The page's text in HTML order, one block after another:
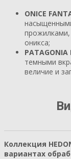
ONICE
оникса;
PATAGONIA
темными
величие и
Коллекция
вариантах